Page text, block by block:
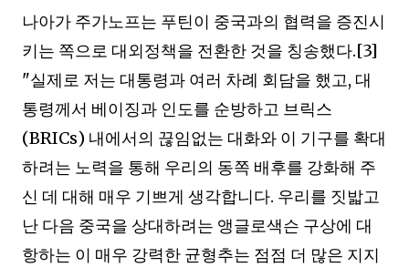
나아가 주가노프는 푸틴이 중국과의 협력을 증진시
키는 쪽으로 대외정책을 전환한 것을 칭송했다.[3]
"실제로 저는 대통령과 여러 차례 회담을 했고, 대
통령께서 베이징과 인도를 순방하고 브릭스
(BRICs) 내에서의 끊임없는 대화와 이 기구를 확대
하려는 노력을 통해 우리의 동쪽 배후를 강화해 주
신 데 대해 매우 기쁘게 생각합니다. 우리를 짓밟고
난 다음 중국을 상대하려는 앵글로색슨 구상에 대
항하는 이 매우 강력한 균형추는 점점 더 많은 지지